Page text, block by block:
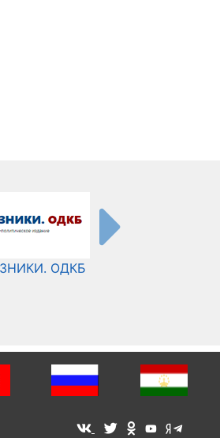
ОДКБ